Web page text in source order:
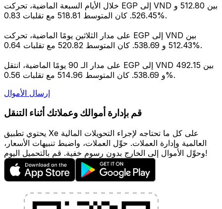
خلال الأيام السبعة الماضية، تحركت EGP إلى VND بين 512.80 و
526.45. كان المتوسط 518.81 مع تقلبات 0.83%.
على مدار الثلاثين يومًا الماضية، تحركت EGP إلى VND بين
512.43 و 538.69. كان المتوسط 520.82 مع تقلبات 0.64%.
على مدار الـ 90 يومًا الماضية، انتقل EGP إلى VND بين 492.15
و 538.69. كان المتوسط 514.96 مع تقلبات 0.56%.
إرسال الأموال
قم بإدارة أموالك وعملاتك أثناء التنقل
يحتوي تطبيق Xe على كل ما تحتاجه لإجراء التحويلات المالية
العالمية وإدارة العملات. حوِّل العملات، واضبط تنبيهات الأسعار،
وحوِّل الأموال إلى الخارج بدون رسوم خفية. قم بالتحميل اليوم!